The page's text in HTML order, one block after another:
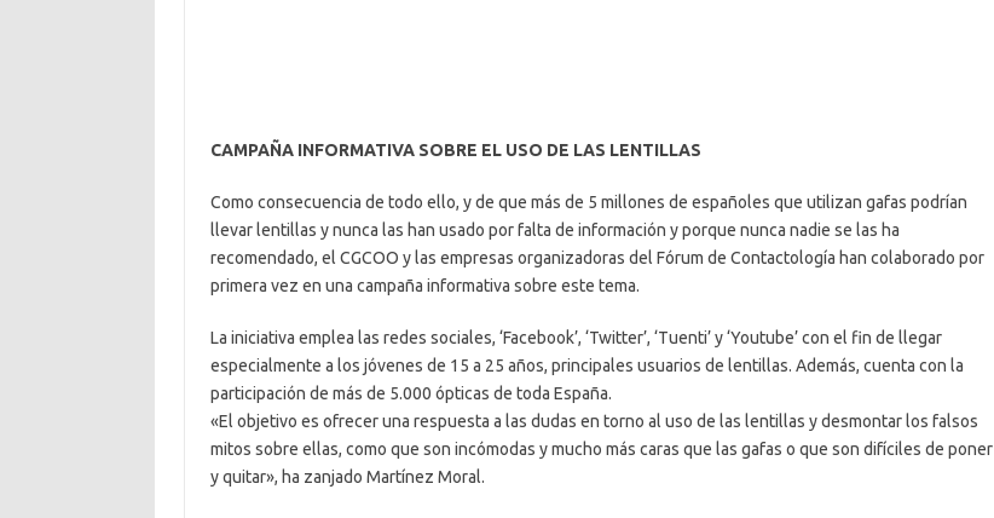
CAMPAÑA INFORMATIVA SOBRE EL USO DE LAS LENTILLAS
Como consecuencia de todo ello, y de que más de 5 millones de españoles que utilizan gafas podrían
llevar lentillas y nunca las han usado por falta de información y porque nunca nadie se las ha
recomendado, el CGCOO y las empresas organizadoras del Fórum de Contactología han colaborado por
primera vez en una campaña informativa sobre este tema.
La iniciativa emplea las redes sociales, ‘Facebook’, ‘Twitter’, ‘Tuenti’ y ‘Youtube’ con el fin de llegar
especialmente a los jóvenes de 15 a 25 años, principales usuarios de lentillas. Además, cuenta con la
participación de más de 5.000 ópticas de toda España.
«El objetivo es ofrecer una respuesta a las dudas en torno al uso de las lentillas y desmontar los falsos
mitos sobre ellas, como que son incómodas y mucho más caras que las gafas o que son difíciles de poner
y quitar», ha zanjado Martínez Moral.